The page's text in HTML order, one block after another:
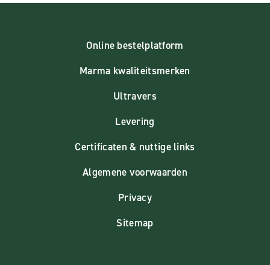
Online bestelplatform
Marma kwaliteitsmerken
Ultravers
Levering
Certificaten & nuttige links
Algemene voorwaarden
Privacy
Sitemap